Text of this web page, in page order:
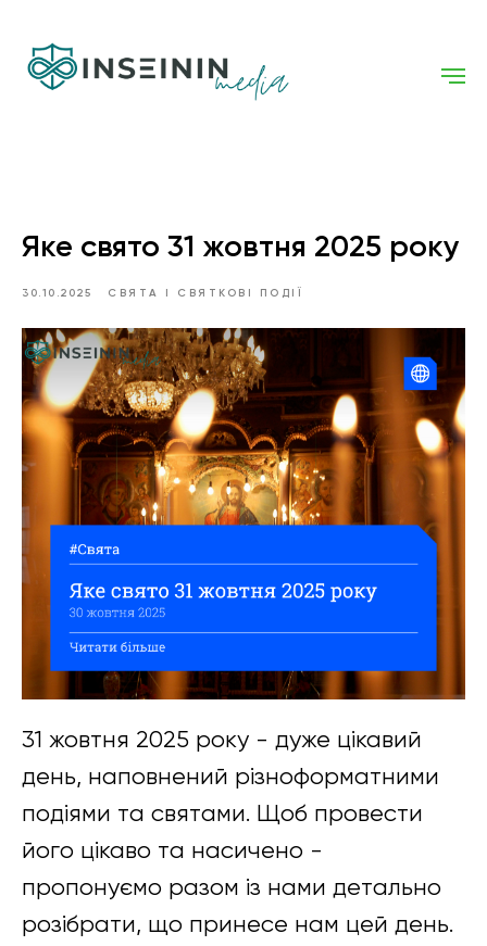
Яке свято 31 жовтня 2025 року
30.10.2025 СВЯТА І СВЯТКОВІ ПОДІЇ
31 жовтня 2025 року - дуже цікавий
день, наповнений різноформатними
подіями та святами. Щоб провести
його цікаво та насичено -
пропонуємо разом із нами детально
розібрати, що принесе нам цей день.